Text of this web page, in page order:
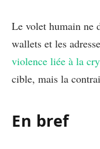
Le volet humain ne
wallets et les
violence liée à la
cible, mais la
En bref